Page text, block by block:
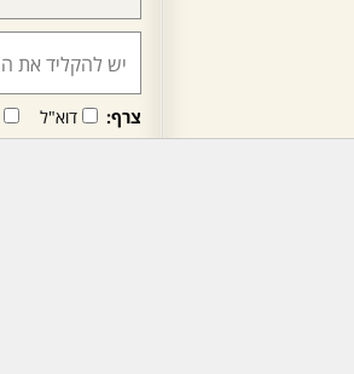
צרף: דוא"ל